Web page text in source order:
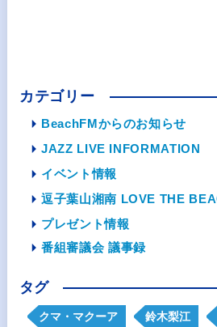
カテゴリー
BeachFMからのお知らせ
JAZZ LIVE INFORMATION
イベント情報
逗子葉山湘南 LOVE THE
プレゼント情報
番組審議会 議事録
タグ
クマ・マクーア 鈴木梨江